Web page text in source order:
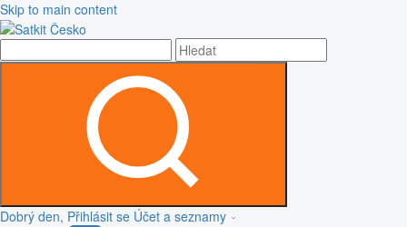
Skip to main content
Dobrý den, Přihlásit se Účet a seznamy